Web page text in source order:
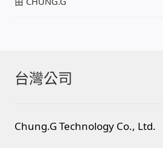
台灣公司
Chung.G Technology Co., Ltd.